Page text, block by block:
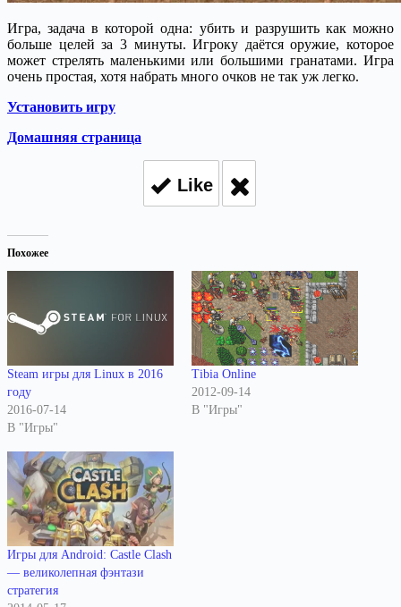
Игра, задача в которой одна: убить и разрушить как можно
больше целей за 3 минуты.Игроку даётся оружие, которое
может стрелять маленькими или большими гранатами. Игра
очень простая, хотя набрать много очков не так уж легко.
Установить игру
Домашняя страница
Like
Похожее
Steam игры для Linux в 2016
году
2016-07-14
В "Игры"
Tibia Online
2012-09-14
В "Игры"
Игры для Android: Castle Clash
— великолепная фэнтази
стратегия